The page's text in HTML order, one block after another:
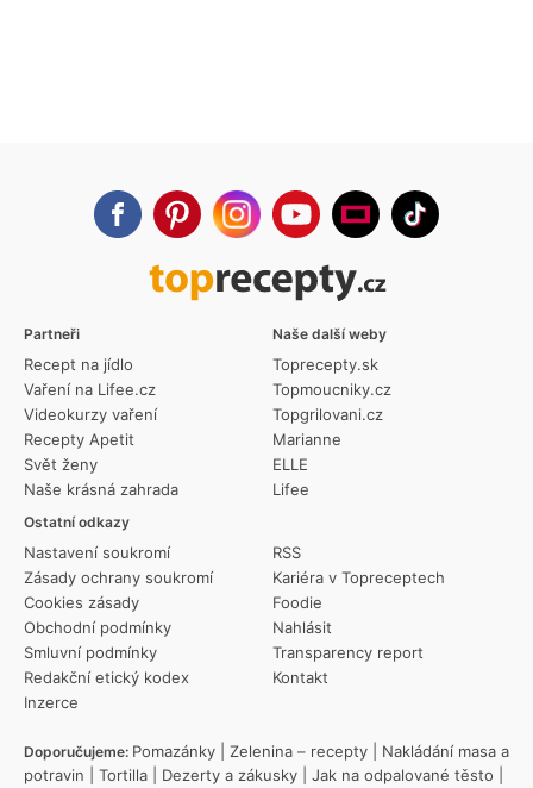
Partneři
Recept na jídlo
Vaření na Lifee.cz
Videokurzy vaření
Recepty Apetit
Svět ženy
Naše krásná zahrada
Ostatní odkazy
Nastavení soukromí
Zásady ochrany soukromí
Cookies zásady
Obchodní podmínky
Smluvní podmínky
Redakční etický kodex
Inzerce
RSS
Kariéra v Topreceptech
Foodie
Nahlásit
Transparency report
Kontakt
Naše další weby
Toprecepty.sk
Topmoucniky.cz
Topgrilovani.cz
Marianne
ELLE
Lifee
Doporučujeme: Pomazánky Zelenina – recepty
Nakládání masa a
potravin
Tortilla Dezerty a zákusky Jak na odpalované těsto